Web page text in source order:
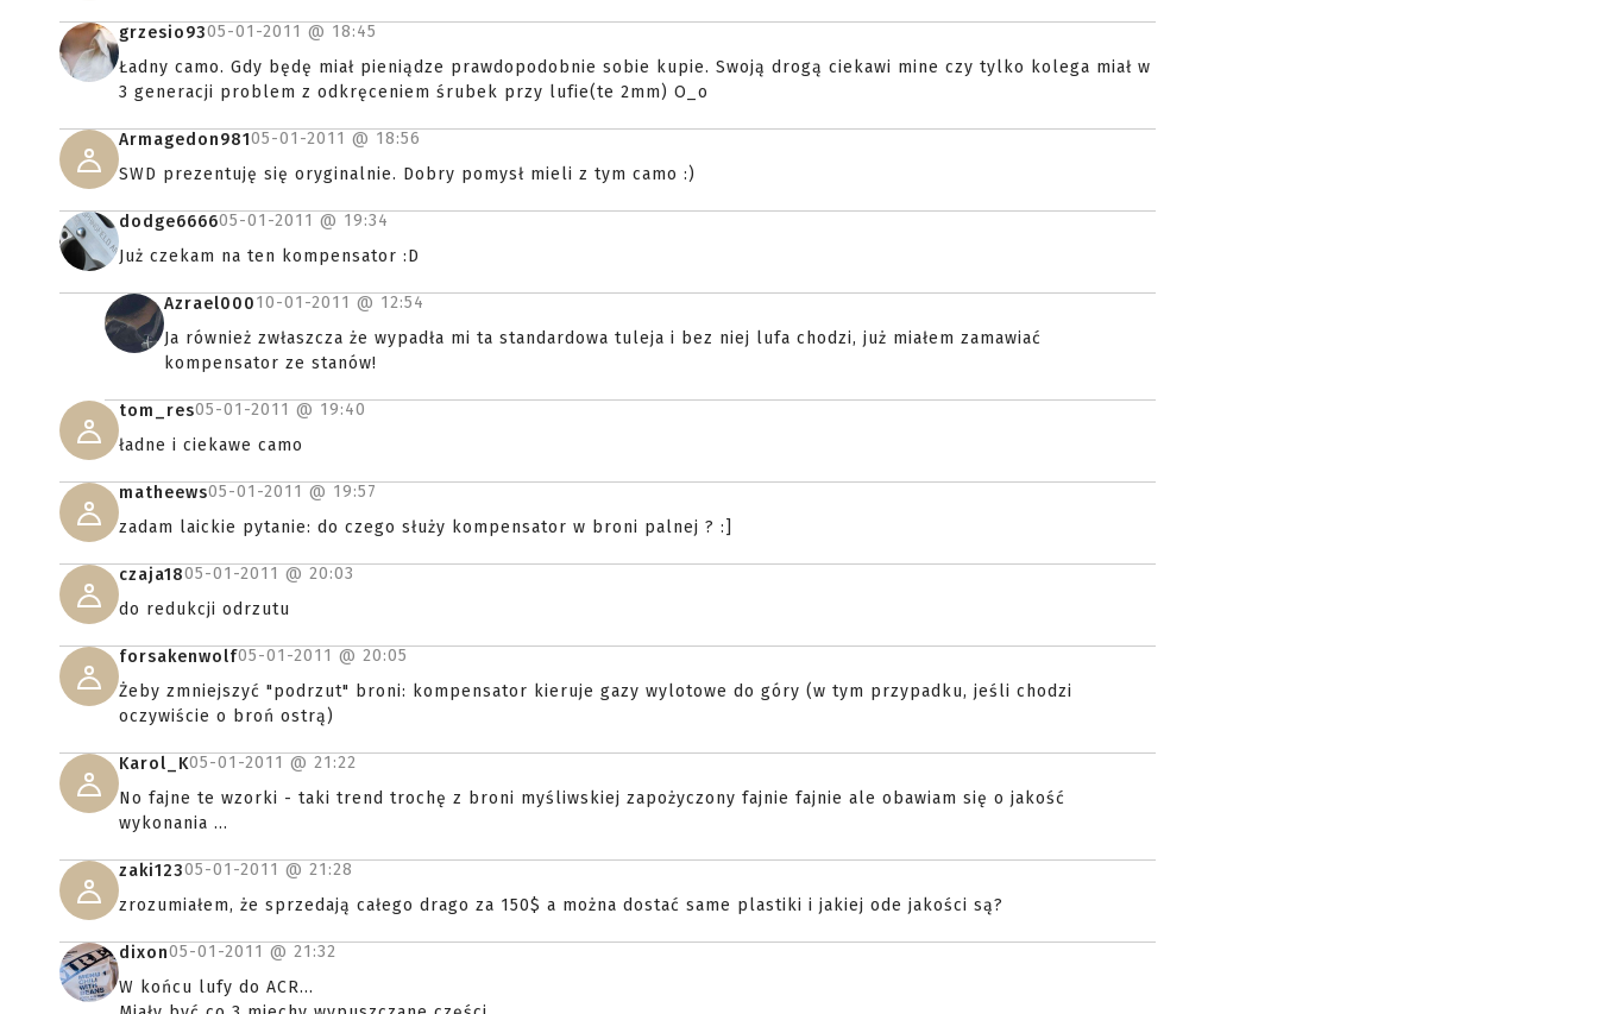
grzesio9305-01-2011 @ 18:45
Ładny camo. Gdy będę miał pieniądze prawdopodobnie sobie kupie. Swoją drogą ciekawi mine czy tylko kolega miał w
3 generacji problem z odkręceniem śrubek przy lufie(te 2mm) O_o
Armagedon98105-01-2011 @ 18:56
SWD prezentuję się oryginalnie. Dobry pomysł mieli z tym camo :)
dodge666605-01-2011 @ 19:34
Już czekam na ten kompensator :D
Azrael00010-01-2011 @ 12:54
Ja również zwłaszcza że wypadła mi ta standardowa tuleja i bez niej lufa chodzi, już miałem zamawiać
kompensator ze stanów!
tom_res05-01-2011 @ 19:40
ładne i ciekawe camo
matheews05-01-2011 @ 19:57
zadam laickie pytanie: do czego służy kompensator w broni palnej ? :]
czaja1805-01-2011 @ 20:03
do redukcji odrzutu
forsakenwolf05-01-2011 @ 20:05
Żeby zmniejszyć "podrzut" broni: kompensator kieruje gazy wylotowe do góry (w tym przypadku, jeśli chodzi
oczywiście o broń ostrą)
Karol_K05-01-2011 @ 21:22
No fajne te wzorki - taki trend trochę z broni myśliwskiej zapożyczony fajnie fajnie ale obawiam się o jakość
wykonania ...
zaki12305-01-2011 @ 21:28
zrozumiałem, że sprzedają całego drago za 150$ a można dostać same plastiki i jakiej ode jakości są?
dixon05-01-2011 @ 21:32
W końcu lufy do ACR...